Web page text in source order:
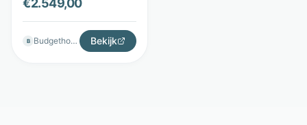
Store
€2.549,00
B Budgethomestore Bekijk